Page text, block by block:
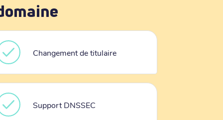
Changement de titulaire
Support DNSSEC